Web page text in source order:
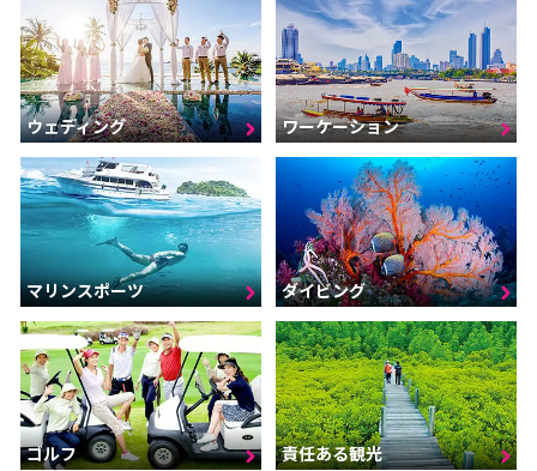
ウェディング ワーケーション
マリンスポーツ ダイビング
ゴルフ 責任ある観光